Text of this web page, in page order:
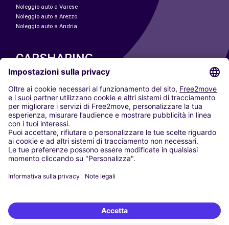
Noleggio auto a Varese
Noleggio auto a Arezzo
Noleggio auto a Andria
CARSHARING
LE NOSTRE CITTÀ
Paris
Madrid
Washington DC
Milano
Roma
Torino
Vienna
Berlino
Düsseldorf